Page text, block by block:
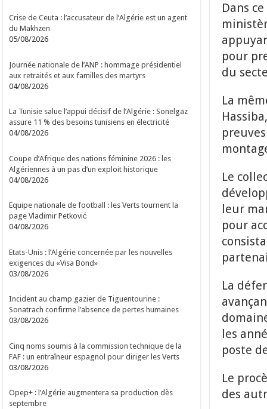
Dans
pour
du
La
Le
leur
pour
La
les
poste
Le
des
Crise de Ceuta : l’accusateur de l’Algérie est un agent
du Makhzen
05/08/2026
Journée nationale de l’ANP : hommage présidentiel
aux retraités et aux familles des martyrs
04/08/2026
La Tunisie salue l’appui décisif de l’Algérie : Sonelgaz
assure 11 % des besoins tunisiens en électricité
04/08/2026
Coupe d’Afrique des nations féminine 2026 : les
Algériennes à un pas d’un exploit historique
04/08/2026
Equipe nationale de football : les Verts tournent la
page Vladimir Petković
04/08/2026
Etats-Unis : l’Algérie concernée par les nouvelles
exigences du «Visa Bond»
03/08/2026
Incident au champ gazier de Tiguentourine :
Sonatrach confirme l’absence de pertes humaines
03/08/2026
Cinq noms soumis à la commission technique de la
FAF : un entraîneur espagnol pour diriger les Verts
03/08/2026
Opep+ : l’Algérie augmentera sa production dès
septembre